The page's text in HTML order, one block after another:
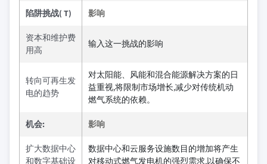
陷阱挑战( T) 影响
资本和维护费
用高
输入这一挑战的影响
转向可再生发
电的趋势
对太阳能、风能和混合能源解决方案的日
益重视,将限制市场增长,减少对传统机动
燃气系统的依赖。
机会: 影响
扩大数据中心
和数字基础设
数据中心和云服务设施数目的增加将产生
对移动式燃气发电机的强烈需求,以确保不